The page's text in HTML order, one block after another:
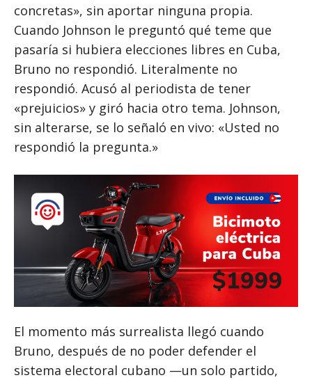
concretas», sin aportar ninguna propia.
Cuando Johnson le preguntó qué teme que
pasaría si hubiera elecciones libres en Cuba,
Bruno no respondió. Literalmente no
respondió. Acusó al periodista de tener
«prejuicios» y giró hacia otro tema. Johnson,
sin alterarse, se lo señaló en vivo: «Usted no
respondió la pregunta.»
El momento más surrealista llegó cuando
Bruno, después de no poder defender el
sistema electoral cubano —un solo partido,